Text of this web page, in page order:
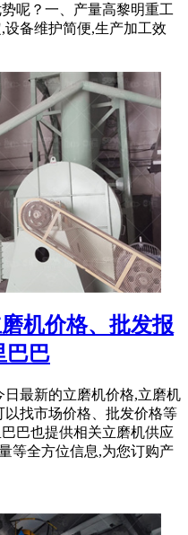
呢？一、产量高黎明重工
备维护简便,生产加工效
机价格、批发报
巴巴
日最新的立磨机价格,立磨机
找市场价格、批发价格等
巴也提供相关立磨机供应
等全方位信息,为您订购产